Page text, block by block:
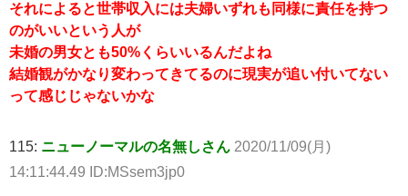
それによると世帯収入には夫婦いずれも同様に責任を持つ
のがいいという人が
未婚の男女とも50%くらいいるんだよね
結婚観がかなり変わってきてるのに現実が追い付いてない
って感じじゃないかな
115: ニューノーマルの名無しさん 2020/11/09(月)
14:11:44.49 ID:MSsem3jp0